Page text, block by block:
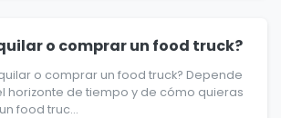
o comprar un food truck?
o comprar un food truck? Depende
horizonte de tiempo y de cómo quieras
food truc...